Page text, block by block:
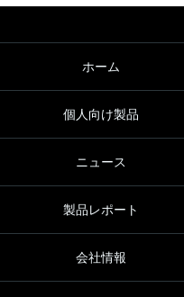
ホーム
個人向け製品
ニュース
製品レポート
会社情報